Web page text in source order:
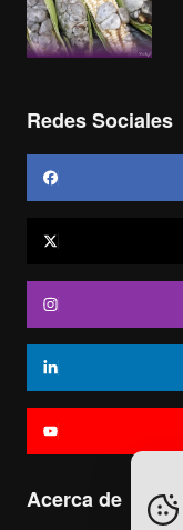
Redes Sociales
Acerca de